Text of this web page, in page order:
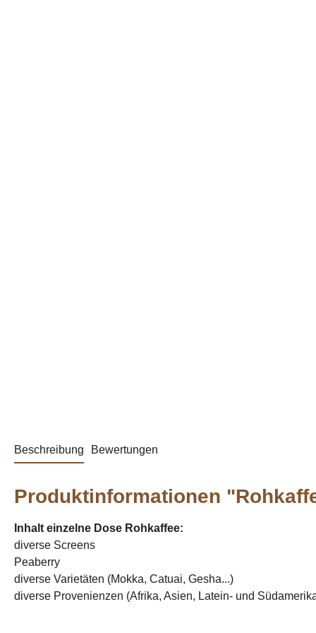
Beschreibung Bewertungen
Produktinformationen
Inhalt einzelne Dose Rohkaffee:
diverse Screens
Peaberry
diverse Varietäten (Mokka, Catuai, Gesha...)
diverse Provenienzen (Afrika, Asien, Latein- und